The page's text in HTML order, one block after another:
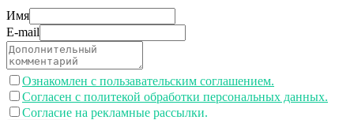
Имя
E-mail
Ознакомлен с пользавательским соглашением.
Согласен с политекой обработки персональных данных.
Согласие на рекламные рассылки.